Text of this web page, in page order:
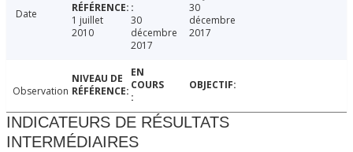
Date
1 juillet
2010
30
décembre
2017
30
décembre
2017
Observation
INDICATEURS DE RÉSULTATS
INTERMÉDIAIRES